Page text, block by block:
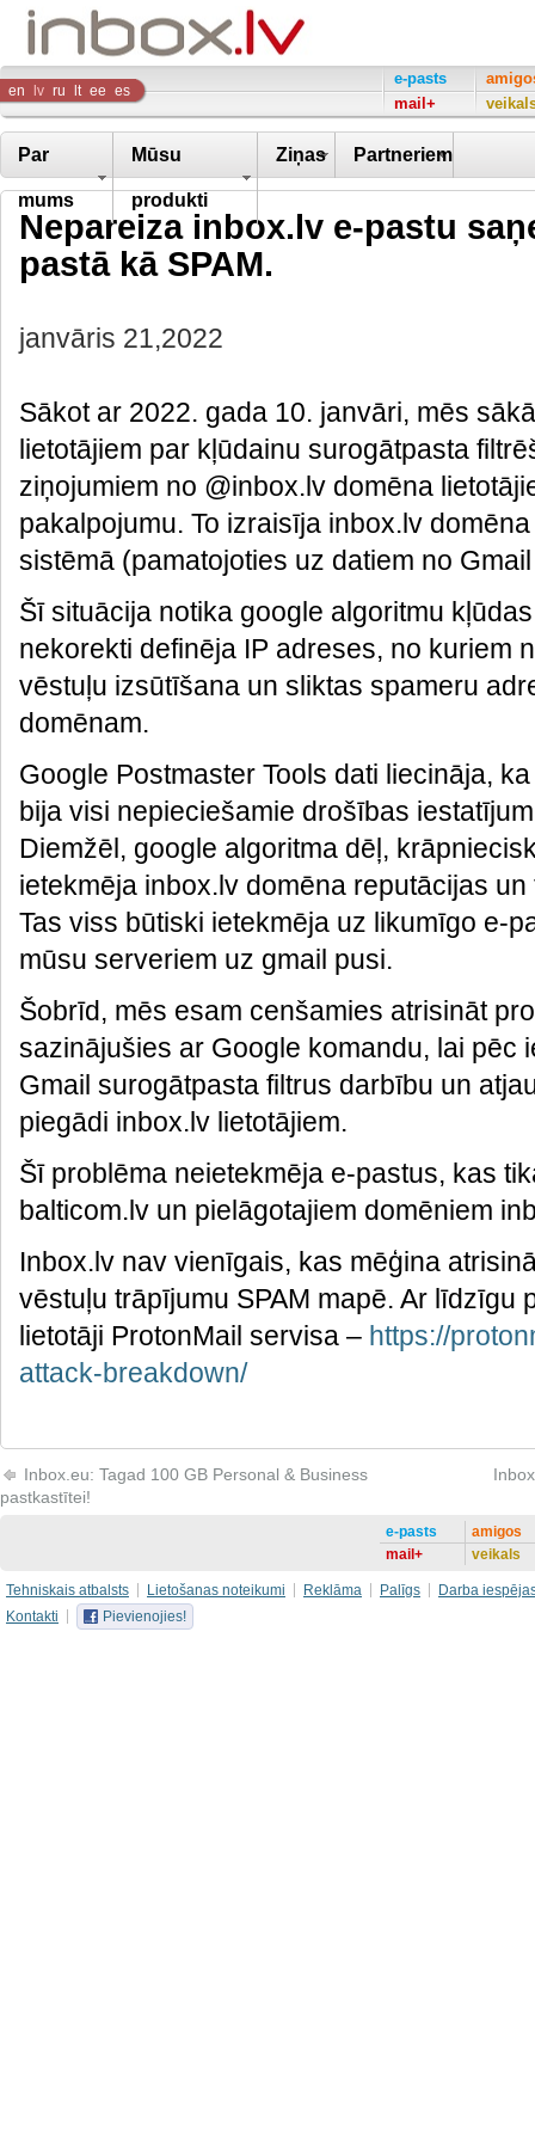
Inbox
Company
en lv ru lt ee es
e-pasts
mail+
Par
mums
Mūsu
produkti
Ziņas Partneriem
Nepareiza inbox.lv e-pastu
pastā kā SPAM.
janvāris 21,2022
Sākot ar 2022. gada 10. janvāri, mēs
lietotājiem par kļūdainu surogātpasta
ziņojumiem no @inbox.lv domēna
pakalpojumu. To izraisīja inbox.lv
sistēmā (pamatojoties uz datiem no
Šī situācija notika google algoritmu
nekorekti definēja IP adreses, no kuriem
vēstuļu izsūtīšana un sliktas spameru
domēnam.
Google Postmaster Tools dati liecināja,
bija visi nepieciešamie drošības
Diemžēl, google algoritma dēļ,
ietekmēja inbox.lv domēna reputācijas
Tas viss būtiski ietekmēja uz likumīgo e-
mūsu serveriem uz gmail pusi.
Šobrīd, mēs esam cenšamies atrisināt
sazinājušies ar Google komandu, lai pēc
Gmail surogātpasta filtrus darbību un
piegādi inbox.lv lietotājiem.
Šī problēma neietekmēja e-pastus, kas
balticom.lv un pielāgotajiem domēniem
Inbox.lv nav vienīgais, kas mēģina
vēstuļu trāpījumu SPAM mapē. Ar līdzīgu
lietotāji ProtonMail servisa – https://
attack-breakdown/
Inbox.eu: Tagad 100 GB Personal & Business
pastkastītei!
e-pasts
mail+
amigos
veikals
Tehniskais atbalsts Lietošanas noteikumi Reklāma Palīgs
Darba
Kontakti
Pievienojies!